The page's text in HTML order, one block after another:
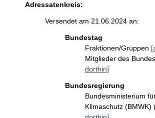
Adressatenkreis:
Versendet am 21.06.2024 an:
Bundestag
Fraktionen/Gruppen
Mitglieder des
dorthin]
Bundesregierung
Bundesministerium
Klimaschutz (BMWK)